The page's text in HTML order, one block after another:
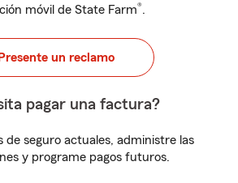
móvil de State Farm®.
Presente un reclamo
pagar una factura?
de seguro actuales, administre las
y programe pagos futuros.